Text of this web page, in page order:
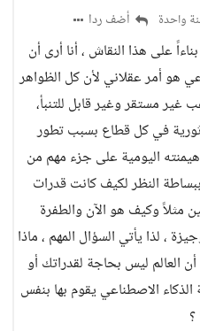
واحدة أضف ردا
على هذا النقاش ، أنا أرى أن
هو أمر عقلاني لأن كل الظواهر
غير مستقر وغير قابل للتنبأ،
ثورية في كل قطاع بسبب تطور
اليومية على جزء مهم من
النظر لكيف كانت قدرات
مثلاً وكيف هو الآن والطفرة
، لذا يأتي السؤال المهم ، ماذا
العالم ليس بحاجة لقدراتك أو
الذكاء الاصطناعي يقوم بها بنفس